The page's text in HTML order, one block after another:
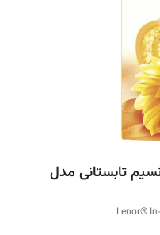
تابستانی مدل
Lenor®